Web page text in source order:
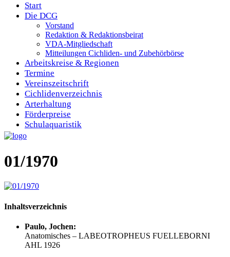
Start
Die DCG
Vorstand
Redaktion & Redaktionsbeirat
VDA-Mitgliedschaft
Mitteilungen Cichliden- und Zubehörbörse
Arbeitskreise & Regionen
Termine
Vereinszeitschrift
Cichlidenverzeichnis
Arterhaltung
Förderpreise
Schulaquaristik
01/1970
Inhaltsverzeichnis
Paulo, Jochen:
Anatomisches – LABEOTROPHEUS FUELLEBORNI
AHL 1926